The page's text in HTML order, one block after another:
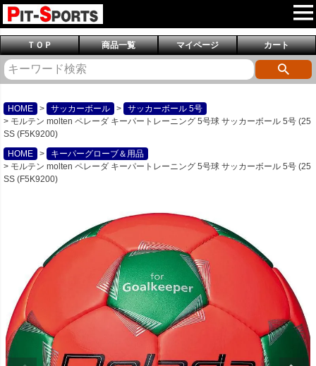
ＴＯＰ 商品一覧 マイページ カート
HOME サッカーボール
サッカーボール 5号
モルテン molten ペレーダ キーパートレーニング 5号球 サッカーボール 5号 (25
SS (F5K9200)
HOME
キーパーグローブ＆用品
モルテン molten ペレーダ キーパートレーニング 5号球 サッカーボール 5号 (25
SS (F5K9200)